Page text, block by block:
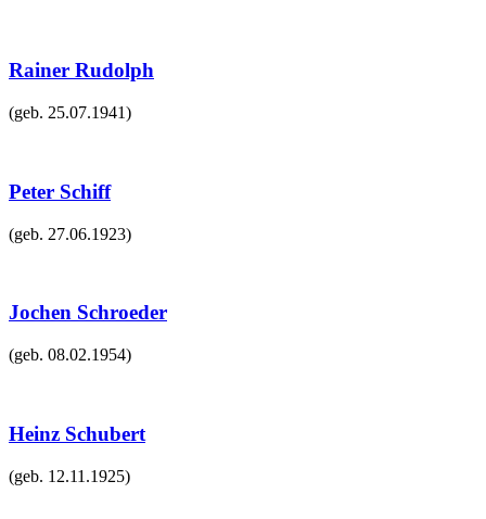
Rainer Rudolph
(geb. 25.07.1941)
Peter Schiff
(geb. 27.06.1923)
Jochen Schroeder
(geb. 08.02.1954)
Heinz Schubert
(geb. 12.11.1925)